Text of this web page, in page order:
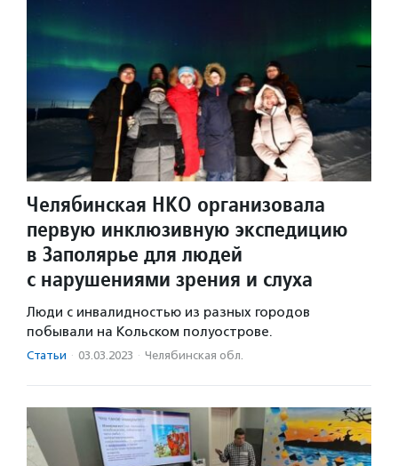
Челябинская НКО организовала
первую инклюзивную экспедицию
в Заполярье для людей
с нарушениями зрения и слуха
Люди с инвалидностью из разных городов
побывали на Кольском полуострове.
Статьи · 03.03.2023 · Челябинская обл.